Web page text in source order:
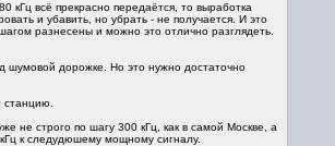
кГц всё прекрасно передаётся, то выработка
и убавить, но убрать - не получается. И это
разнесены и можно это отлично разглядеть.
шумовой дорожке. Но это нужно достаточно
не строго по шагу 300 кГц, как в самой Москве, а
к следудюшему мощному сигналу.